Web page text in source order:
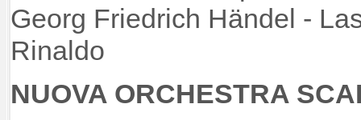
Georg Friedrich Händel -
Rinaldo
NUOVA ORCHESTRA